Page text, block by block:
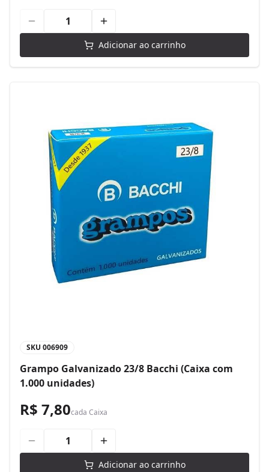
Adicionar ao carrinho
SKU 006909
Grampo Galvanizado 23/8 Bacchi (Caixa com
1.000 unidades)
R$ 7,80cada Caixa
Adicionar ao carrinho